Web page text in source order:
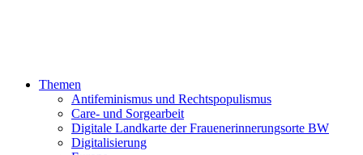
Themen
Antifeminismus und Rechtspopulismus
Care- und Sorgearbeit
Digitale Landkarte der Frauenerinnerungsorte BW
Digitalisierung